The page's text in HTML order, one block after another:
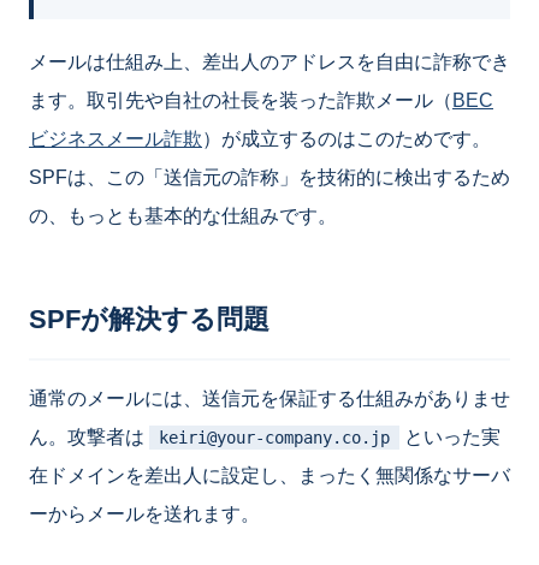
メールは仕組み上、差出人のアドレスを自由に詐称でき
ます。取引先や自社の社長を装った詐欺メール（ BEC
ビジネスメール詐欺）が成立するのはこのためです。
SPFは、この「送信元の詐称」を技術的に検出するため
の、もっとも基本的な仕組みです。
SPFが解決する問題
通常のメールには、送信元を保証する仕組みがありませ
ん。攻撃者は
keiri@your-company.co.jp
といった実
在ドメインを差出人に設定し、まったく無関係なサーバ
ーからメールを送れます。